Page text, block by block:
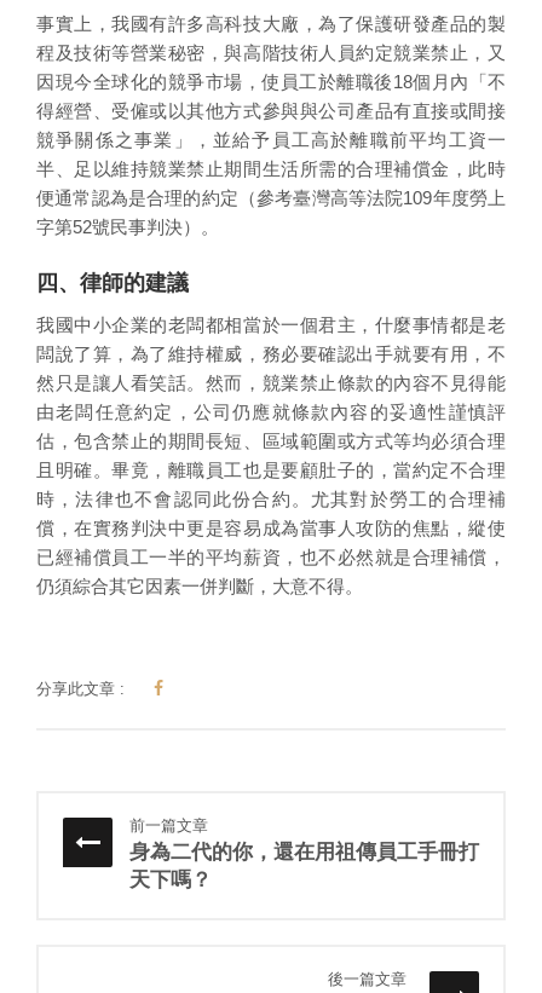
事實上，我國有許多高科技大廠，為了保護研發產品的製
程及技術等營業秘密，與高階技術人員約定競業禁止，又
因現今全球化的競爭市場，使員工於離職後18個月內「不
得經營、受僱或以其他方式參與與公司產品有直接或間接
競爭關係之事業」，並給予員工高於離職前平均工資一
半、足以維持競業禁止期間生活所需的合理補償金，此時
便通常認為是合理的約定（參考臺灣高等法院109年度勞上
字第52號民事判決）。
四、律師的建議
我國中小企業的老闆都相當於一個君主，什麼事情都是老
闆說了算，為了維持權威，務必要確認出手就要有用，不
然只是讓人看笑話。然而，競業禁止條款的內容不見得能
由老闆任意約定，公司仍應就條款內容的妥適性謹慎評
估，包含禁止的期間長短、區域範圍或方式等均必須合理
且明確。畢竟，離職員工也是要顧肚子的，當約定不合理
時，法律也不會認同此份合約。尤其對於勞工的合理補
償，在實務判決中更是容易成為當事人攻防的焦點，縱使
已經補償員工一半的平均薪資，也不必然就是合理補償，
仍須綜合其它因素一併判斷，大意不得。
分享此文章 :
前一篇文章
身為二代的你，還在用祖傳員工手冊打
天下嗎？
後一篇文章